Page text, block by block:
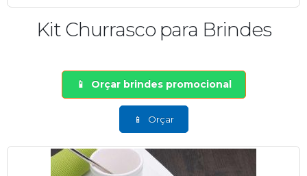
Kit Churrasco para Brindes
Orçar brindes promocional
Orçar